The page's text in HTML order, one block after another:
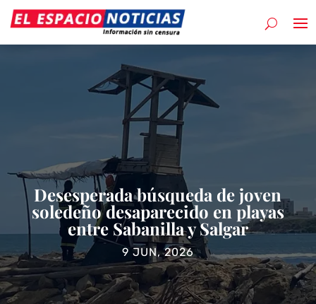
Desesperada búsqueda de joven
soledeño desaparecido en playas
entre Sabanilla y Salgar
9 JUN, 2026